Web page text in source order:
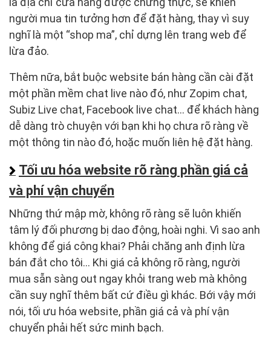
người mua tin tưởng hơn để đặt hàng, thay vì suy
nghĩ là một “shop ma”, chỉ dựng lên trang web để
lừa đảo.
Thêm nữa, bắt buộc website bán hàng cần cài đặt
một phần mềm chat live nào đó, như Zopim chat,
Subiz Live chat, Facebook live chat… để khách hàng
dễ dàng trò chuyện với bạn khi họ chưa rõ ràng về
một thông tin nào đó, hoặc muốn liên hệ đặt hàng.
Tối ưu hóa website rõ ràng phần giá cả
và phí vận chuyển
Những thứ mập mờ, không rõ ràng sẽ luôn khiến
tâm lý đối phương bị dao động, hoài nghi. Vì sao anh
không để giá công khai? Phải chăng anh định lừa
bán đắt cho tôi… Khi giá cả không rõ ràng, người
mua sẵn sàng out ngay khỏi trang web mà không
cần suy nghĩ thêm bất cứ điều gì khác. Bới vậy mới
nói, tối ưu hóa website, phần giá cả và phí vận
chuyển phải hết sức minh bạch.